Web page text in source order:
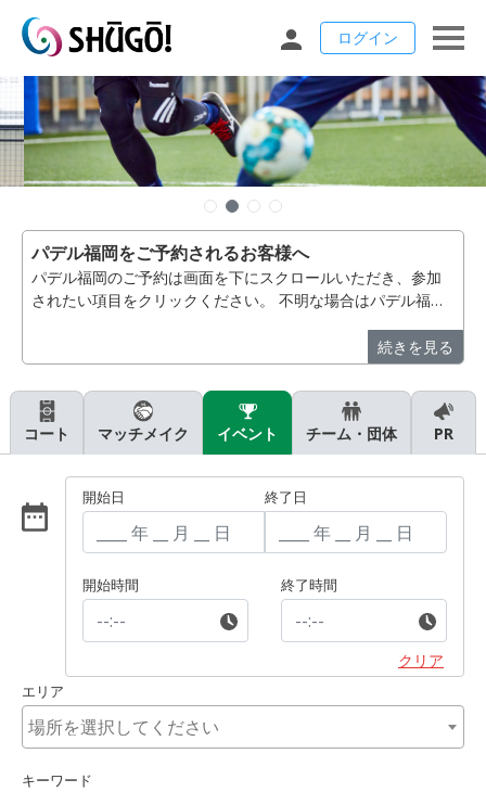
ログイン
パデル福岡をご予約されるお客様へ
パデル福岡のご予約は画面を下にスクロールいただき、参加
されたい項目をクリックください。 不明な場合はパデル福
続きを見る
コート マッチメイク イベント チーム・団体 PR
開始日 終了日
開始時間 終了時間
クリア
エリア
キーワード